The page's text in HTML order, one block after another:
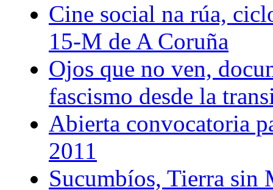
Cine social na rúa,
15-M de A Coruña
Ojos que no ven,
fascismo desde la
Abierta convocatoria
2011
Sucumbíos, Tierra sin